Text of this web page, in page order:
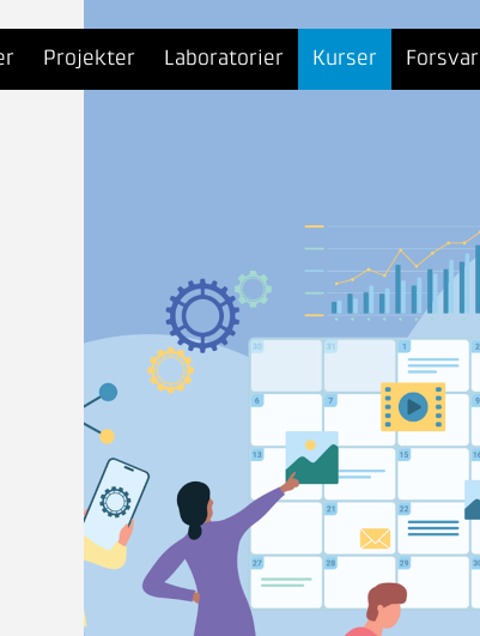
Projekter Laboratorier Kurser Forsvar